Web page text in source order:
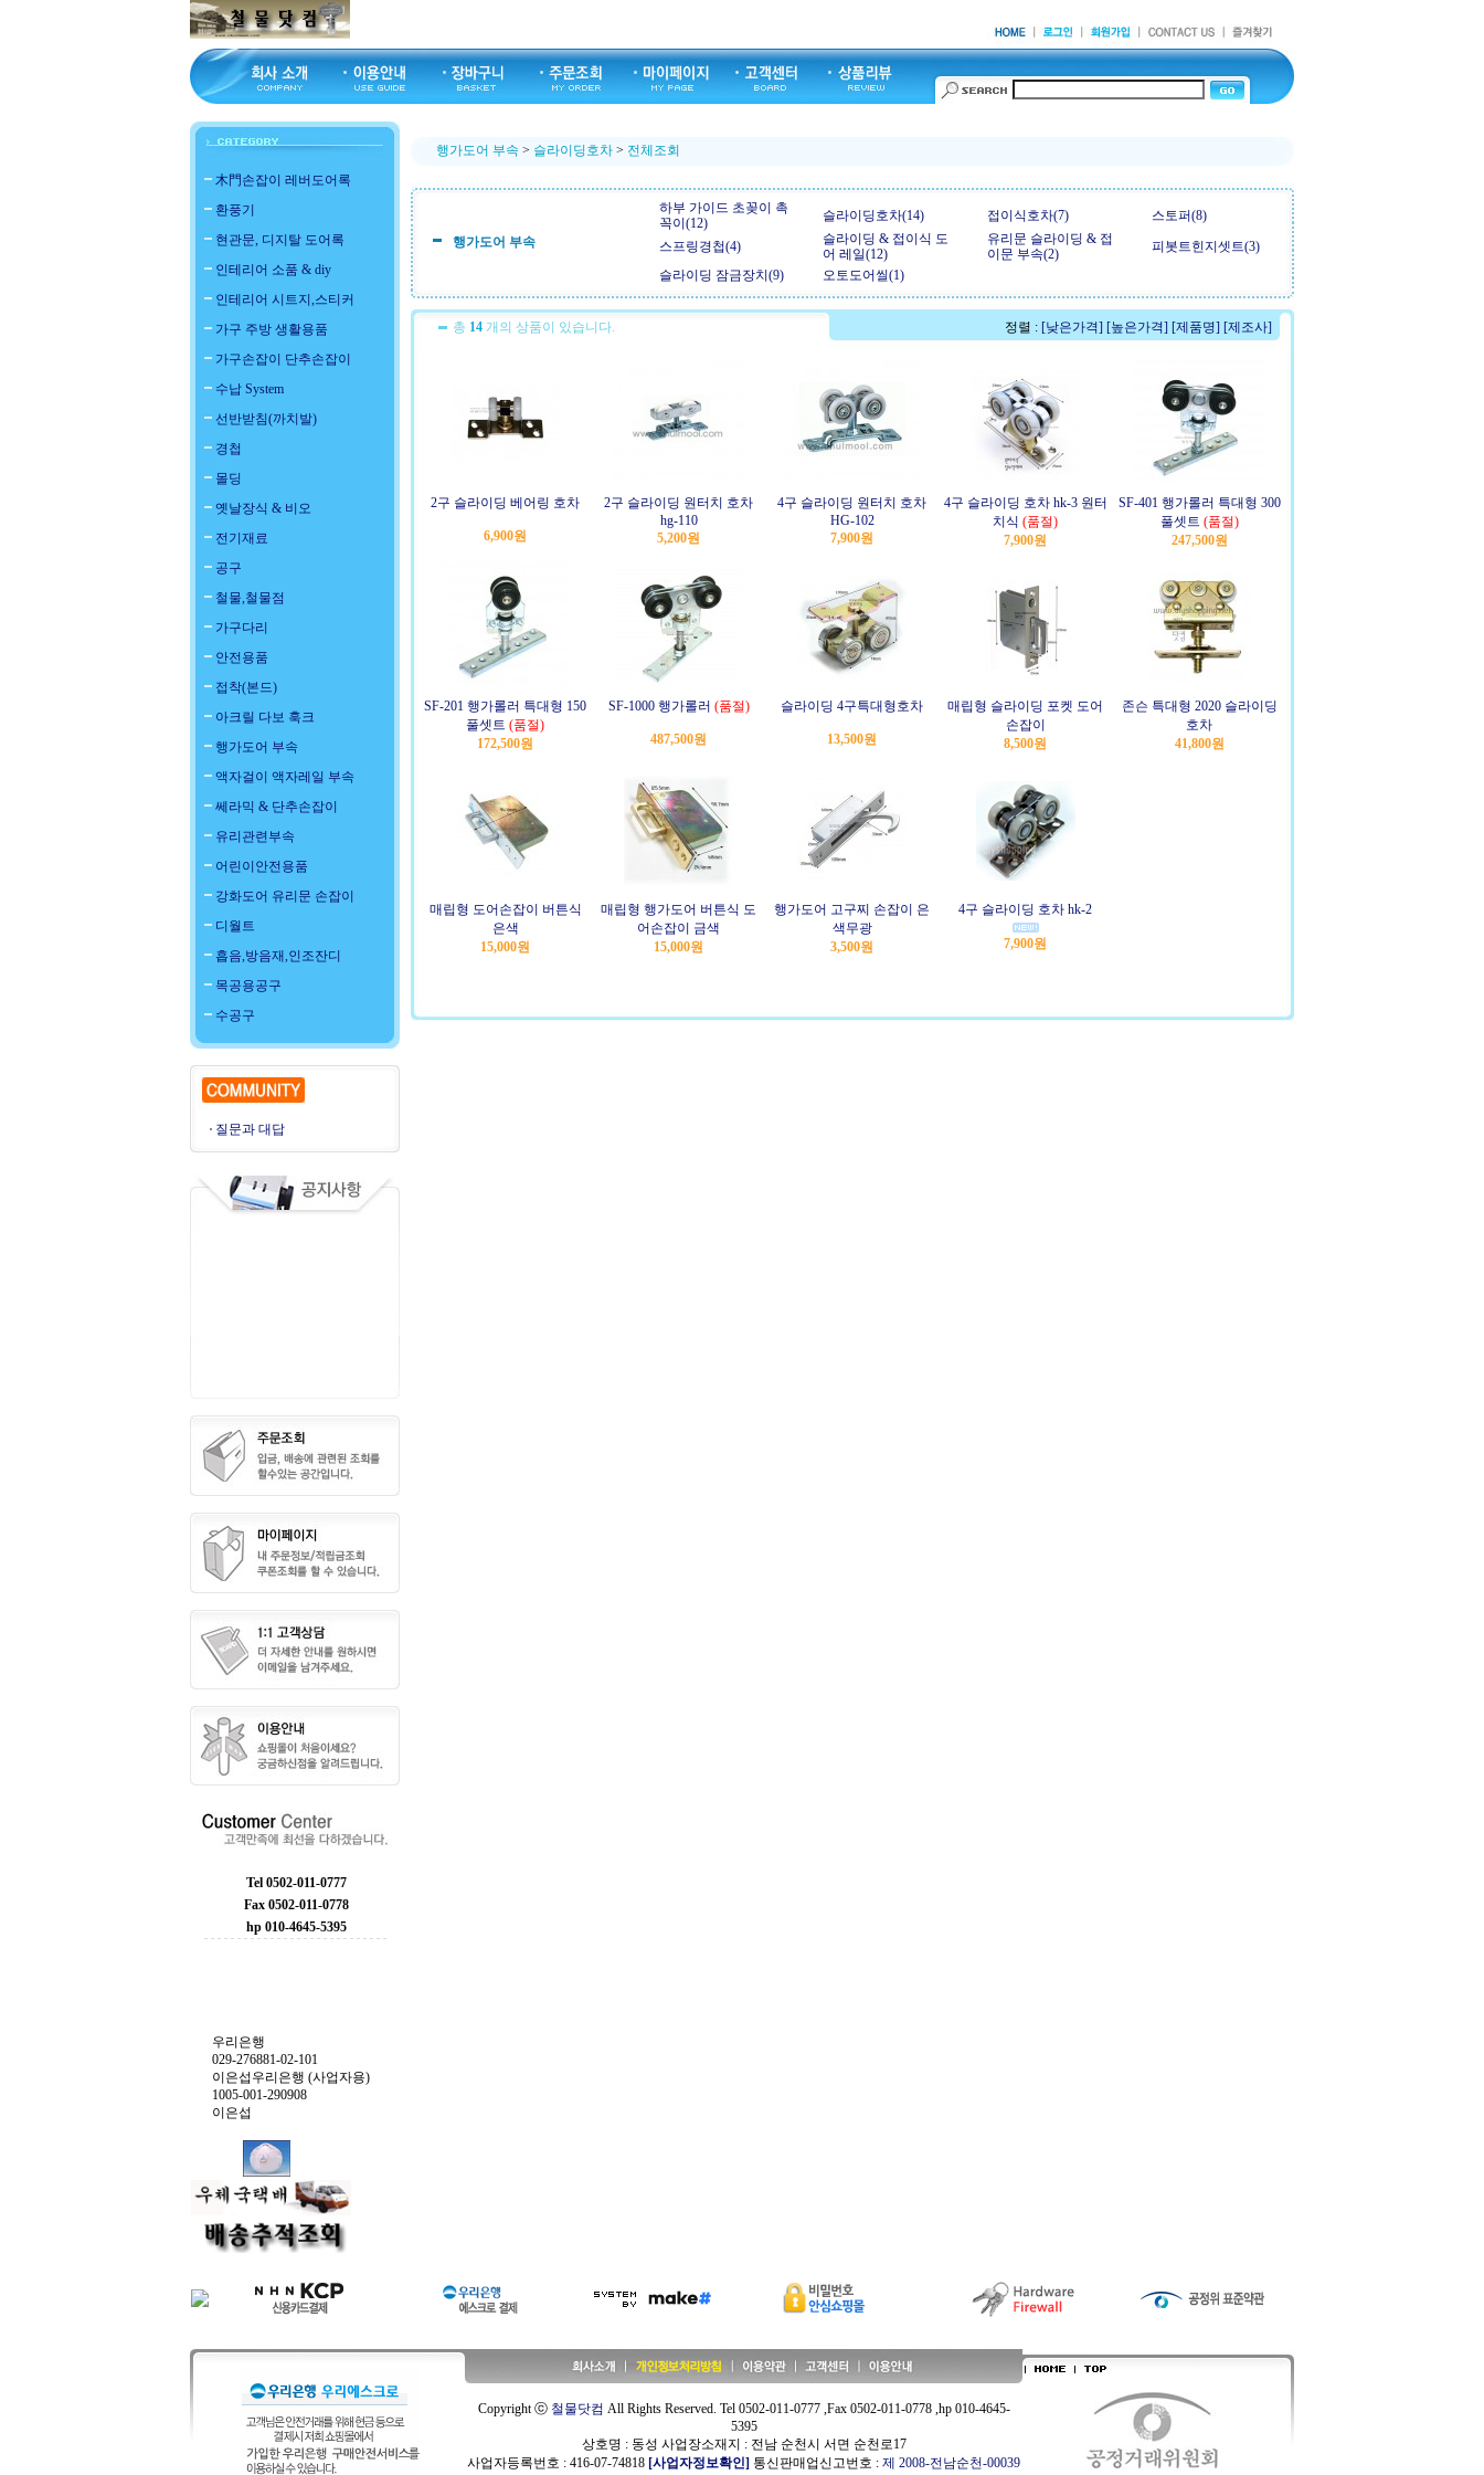
木門손잡이 레버도어록
환풍기
현관문, 디지탈 도어록
인테리어 소품 & diy
인테리어 시트지,스티커
가구 주방 생활용품
가구손잡이 단추손잡이
수납 System
선반받침(까치발)
경첩
몰딩
옛날장식 & 비오
전기재료
공구
철물,철물점
가구다리
안전용품
접착(본드)
아크릴 다보 훅크
행가도어 부속
액자걸이 액자레일 부속
쎄라믹 & 단추손잡이
유리관련부속
어린이안전용품
강화도어 유리문 손잡이
디월트
흡음,방음재,인조잔디
목공용공구
수공구
질문과 대답
Tel 0502-011-0777
Fax 0502-011-0778
hp 010-4645-5395
우리은행
029-276881-02-101
이은섭우리은행 (사업자용)
1005-001-290908
이은섭
행가도어 부속 > 슬라이딩호차 > 전체조회
행가도어 부속
하부 가이드 초꽂이 촉
꼭이(12)
슬라이딩호차(14) 접이식호차(7)
스토퍼(8)
스프링경첩(4)
슬라이딩 & 접이식 도
어 레일(12)
유리문 슬라이딩 & 접
이문 부속(2)
피봇트힌지셋트(3)
슬라이딩 잠금장치(9)
오토도어씰(1)
총 14 개의 상품이 있습니다. 정렬 : [낮은가격] [높은가격] [제품명] [제조사]
2구 슬라이딩 베어링 호차
6,900원
2구 슬라이딩 원터치 호차
hg-110
5,200원
4구 슬라이딩 원터치 호차
HG-102
7,900원
4구 슬라이딩 호차 hk-3 원터
치식 (품절)
7,900원
SF-401 행가롤러 특대형 300
풀셋트 (품절)
247,500원
SF-201 행가롤러 특대형 150
풀셋트 (품절)
172,500원
SF-1000 행가롤러 (품절)
487,500원
슬라이딩 4구특대형호차
13,500원
매립형 슬라이딩 포켓 도어
손잡이
8,500원
존슨 특대형 2020 슬라이딩
호차
41,800원
매립형 도어손잡이 버튼식
은색
15,000원
매립형 행가도어 버튼식 도
어손잡이 금색
15,000원
행가도어 고구찌 손잡이 은
색무광
3,500원
4구 슬라이딩 호차 hk-2
7,900원
Copyright ⓒ 철물닷컴 All Rights Reserved. Tel 0502-011-0777 ,Fax 0502-011-0778 ,hp 010-4645-
5395
상호명 : 동성 사업장소재지 : 전남 순천시 서면 순천로17
사업자등록번호 : 416-07-74818 [사업자정보확인] 통신판매업신고번호 : 제 2008-전남순천-00039